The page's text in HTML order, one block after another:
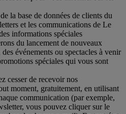
la base de données de clients du
et les communications de Le
informations spéciales
du lancement de nouveaux
événements ou spectacles à venir
spéciales qui vous sont
cesser de recevoir nos
moment, gratuitement, en utilisant
communication (par exemple,
vous pouvez cliquer sur le